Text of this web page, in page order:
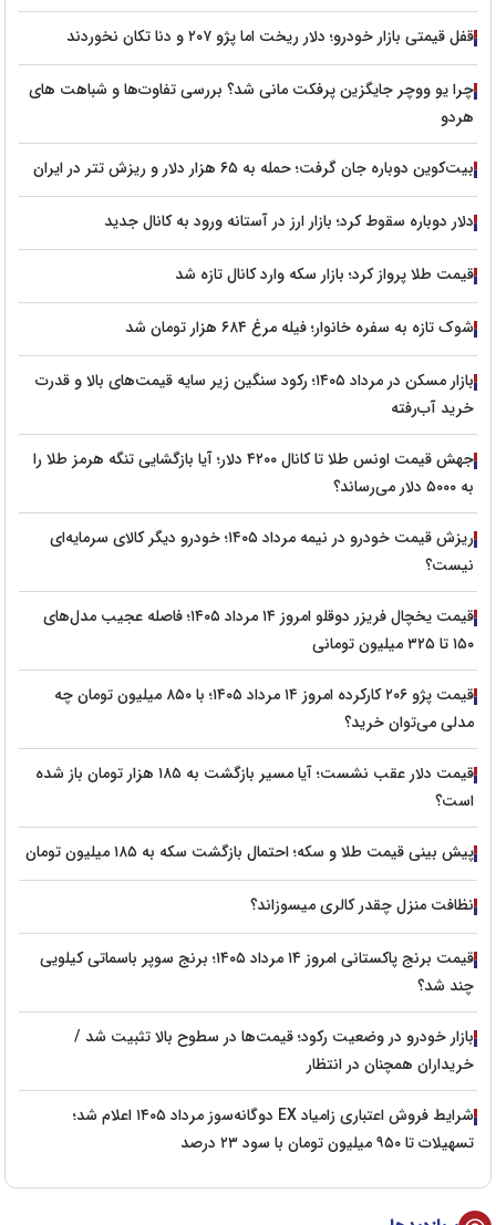
قفل قیمتی بازار خودرو؛ دلار ریخت اما پژو ۲۰۷ و دنا تکان نخوردند
چرا یو ووچر جایگزین پرفکت مانی شد؟ بررسی تفاوت‌ها و شباهت های
هردو
بیت‌کوین دوباره جان گرفت؛ حمله به ۶۵ هزار دلار و ریزش تتر در ایران
دلار دوباره سقوط کرد؛ بازار ارز در آستانه ورود به کانال جدید
قیمت طلا پرواز کرد؛ بازار سکه وارد کانال تازه شد
شوک تازه به سفره خانوار؛ فیله مرغ ۶۸۴ هزار تومان شد
بازار مسکن در مرداد ۱۴۰۵؛ رکود سنگین زیر سایه قیمت‌های بالا و قدرت
خرید آب‌رفته
جهش قیمت اونس طلا تا کانال ۴۲۰۰ دلار؛ آیا بازگشایی تنگه هرمز طلا را
به ۵۰۰۰ دلار می‌رساند؟
ریزش قیمت خودرو در نیمه مرداد ۱۴۰۵؛ خودرو دیگر کالای سرمایه‌ای
نیست؟
قیمت یخچال فریزر دوقلو امروز ۱۴ مرداد ۱۴۰۵؛ فاصله عجیب مدل‌های
۱۵۰ تا ۳۲۵ میلیون تومانی
قیمت پژو ۲۰۶ کارکرده امروز ۱۴ مرداد ۱۴۰۵؛ با ۸۵۰ میلیون تومان چه
مدلی می‌توان خرید؟
قیمت دلار عقب نشست؛ آیا مسیر بازگشت به ۱۸۵ هزار تومان باز شده
است؟
پیش‌ بینی قیمت طلا و سکه؛ احتمال بازگشت سکه به ۱۸۵ میلیون تومان
نظافت منزل چقدر کالری میسوزاند؟
قیمت برنج پاکستانی امروز ۱۴ مرداد ۱۴۰۵؛ برنج سوپر باسماتی کیلویی
چند شد؟
بازار خودرو در وضعیت رکود؛ قیمت‌ها در سطوح بالا تثبیت شد /
خریداران همچنان در انتظار
شرایط فروش اعتباری زامیاد EX دوگانه‌سوز مرداد ۱۴۰۵ اعلام شد؛
تسهیلات تا ۹۵۰ میلیون تومان با سود ۲۳ درصد